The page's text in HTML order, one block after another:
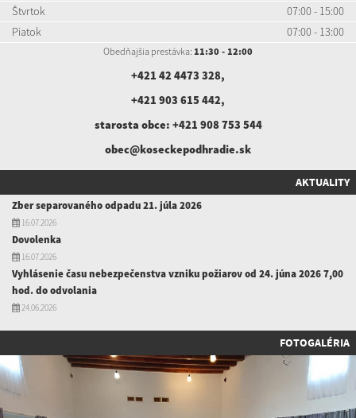
Štvrtok
07:00 - 15:00
Piatok
07:00 - 13:00
Obedňajšia prestávka: 11:30 - 12:00
+421 42 4473 328,
+421 903 615 442,
starosta obce: +421 908 753 544
obec@koseckepodhradie.sk
AKTUALITY
Zber separovaného odpadu 21. júla 2026
16.07.2026
Dovolenka
16.07.2026
Vyhlásenie času nebezpečenstva vzniku požiarov od 24. júna 2026 7,00
hod. do odvolania
24.06.2026
FOTOGALÉRIA